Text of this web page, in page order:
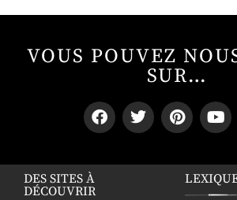
VOUS POUVEZ
SUR…
DES SITES À
DÉCOUVRIR